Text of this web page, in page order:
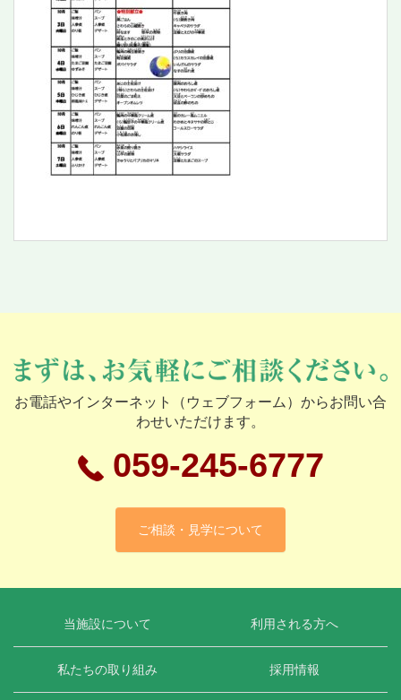
お電話やインターネット（ウェブフォーム）からお問い合
わせいただけます。
059-245-6777
ご相談・見学について
当施設について 利用される方へ
私たちの取り組み 採用情報